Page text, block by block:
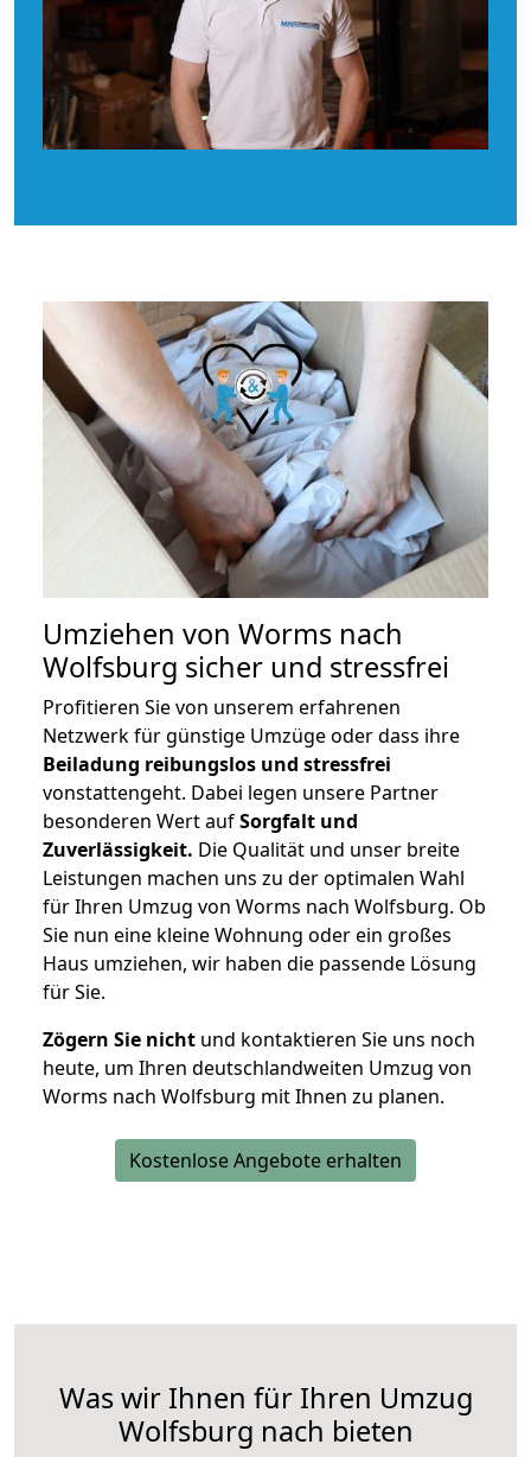
Umziehen von Worms nach
Wolfsburg sicher und stressfrei
Profitieren Sie von unserem erfahrenen
Netzwerk für günstige Umzüge oder dass ihre
Beiladung reibungslos und stressfrei
vonstattengeht. Dabei legen unsere Partner
besonderen Wert aufSorgfalt und
Zuverlässigkeit. Die Qualität und unser breite
Leistungen machen uns zu der optimalen Wahl
für Ihren Umzug von Worms nach Wolfsburg. Ob
Sie nun eine kleine Wohnung oder ein großes
Haus umziehen, wir haben die passende Lösung
für Sie.
Zögern Sie nicht und kontaktieren Sie uns noch
heute, um Ihren deutschlandweiten Umzug von
Worms nach Wolfsburg mit Ihnen zu planen.
Kostenlose Angebote erhalten
Was wir Ihnen für Ihren Umzug
Wolfsburg nach bieten